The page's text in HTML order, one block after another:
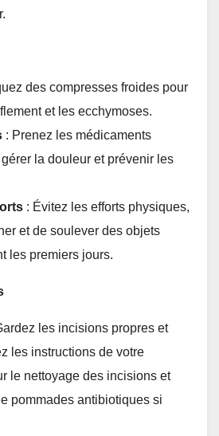
des compresses froides pour
et les ecchymoses.
: Prenez les médicaments
la douleur et prévenir les
: Évitez les efforts physiques,
et de soulever des objets
les premiers jours.
les incisions propres et
les instructions de votre
le nettoyage des incisions et
pommades antibiotiques si